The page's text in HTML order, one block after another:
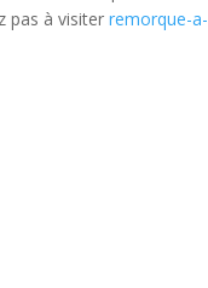
pas à visiterremorque-a-